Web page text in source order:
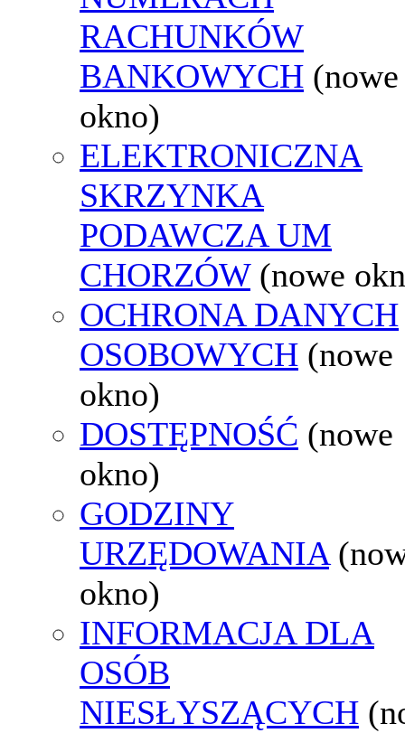
RACHUNKÓW
BANKOWYCH (nowe
okno)
ELEKTRONICZNA
SKRZYNKA
PODAWCZA UM
CHORZÓW (nowe
OCHRONA DANYCH
OSOBOWYCH (nowe
okno)
DOSTĘPNOŚĆ (nowe
okno)
GODZINY
URZĘDOWANIA
okno)
INFORMACJA DLA
OSÓB
NIESŁYSZĄCYCH